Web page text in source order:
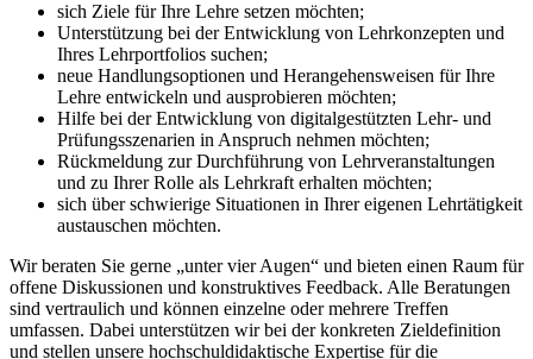
sich Ziele für Ihre Lehre setzen möchten;
Unterstützung bei der Entwicklung von Lehrkonzepten und
Ihres Lehrportfolios suchen;
neue Handlungsoptionen und Herangehensweisen für Ihre
Lehre entwickeln und ausprobieren möchten;
Hilfe bei der Entwicklung von digitalgestützten Lehr- und
Prüfungsszenarien in Anspruch nehmen möchten;
Rückmeldung zur Durchführung von Lehrveranstaltungen
und zu Ihrer Rolle als Lehrkraft erhalten möchten;
sich über schwierige Situationen in Ihrer eigenen Lehrtätigkeit
austauschen möchten.
Wir beraten Sie gerne „unter vier Augen“ und bieten einen Raum für
offene Diskussionen und konstruktives Feedback. Alle Beratungen
sind vertraulich und können einzelne oder mehrere Treffen
umfassen. Dabei unterstützen wir bei der konkreten Zieldefinition
und stellen unsere hochschuldidaktische Expertise für die